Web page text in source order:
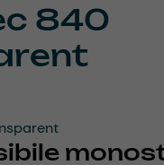
840